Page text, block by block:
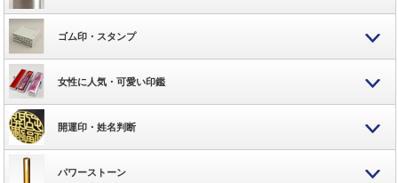
ゴム印・スタンプ
女性に人気・可愛い印鑑
開運印・姓名判断
パワーストーン